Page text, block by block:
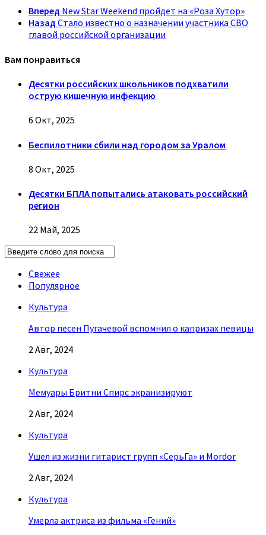
Вперед New Star Weekend пройдет на «Роза Хутор»
Назад Стало известно о назначении участника СВО
главой российской организации
Вам понравиться
Десятки российских школьников подхватили
острую кишечную инфекцию
6 Окт, 2025
Беспилотники сбили над городом за Уралом
8 Окт, 2025
Десятки БПЛА попытались атаковать российский
регион
22 Май, 2025
Свежее
Популярное
Культура
Автор песен Пугачевой вспомнил о капризах певицы
2 Авг, 2024
Культура
Мемуары Бритни Спирс экранизируют
2 Авг, 2024
Культура
Ушел из жизни гитарист групп «СерьГа» и Mordor
2 Авг, 2024
Культура
Умерла актриса из фильма «Гений»